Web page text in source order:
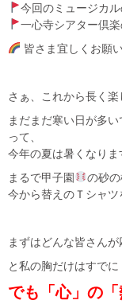
今回のミュージカ
一心寺シアター倶楽
皆さま宜しくお願
さぁ、これから長く楽
まだまだ寒い日が多
って、
今年の夏は暑くなりま
まるで甲子園
の砂の
今から替えのＴシャ
まずはどんな皆さん
と私の胸だけはすでに
でも「心」の